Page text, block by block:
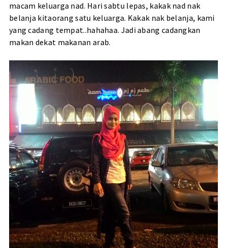
macam keluarga nad. Hari sabtu lepas, kakak nad nak
belanja kitaorang satu keluarga. Kakak nak belanja, kami
yang cadang tempat..hahahaa. Jadi abang cadangkan
makan dekat makanan arab.